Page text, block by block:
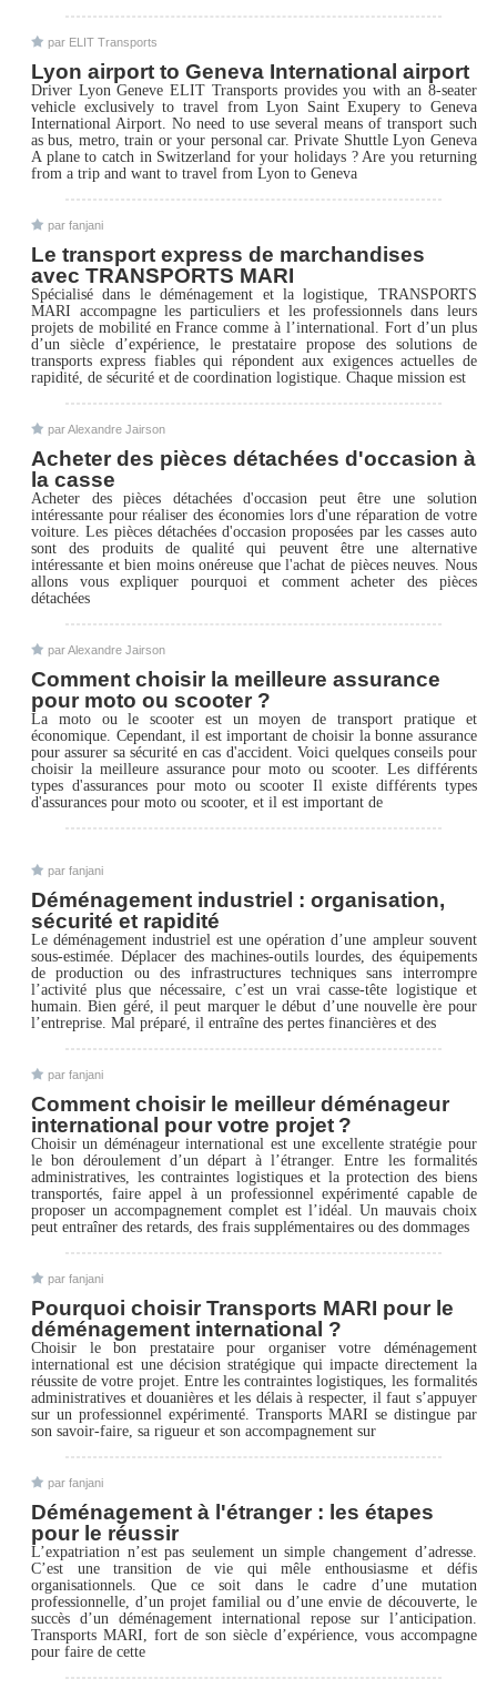
par ELIT Transports
Lyon airport to Geneva International airport
Driver Lyon Geneve ELIT Transports provides you with an 8-seater
vehicle exclusively to travel from Lyon Saint Exupery to Geneva
International Airport. No need to use several means of transport such
as bus, metro, train or your personal car. Private Shuttle Lyon Geneva
A plane to catch in Switzerland for your holidays ? Are you returning
from a trip and want to travel from Lyon to Geneva
par fanjani
Le transport express de marchandises
avec TRANSPORTS MARI
Spécialisé dans le déménagement et la logistique, TRANSPORTS
MARI accompagne les particuliers et les professionnels dans leurs
projets de mobilité en France comme à l’international. Fort d’un plus
d’un siècle d’expérience, le prestataire propose des solutions de
transports express fiables qui répondent aux exigences actuelles de
rapidité, de sécurité et de coordination logistique. Chaque mission est
par Alexandre Jairson
Acheter des pièces détachées d'occasion à
la casse
Acheter des pièces détachées d'occasion peut être une solution
intéressante pour réaliser des économies lors d'une réparation de votre
voiture. Les pièces détachées d'occasion proposées par les casses auto
sont des produits de qualité qui peuvent être une alternative
intéressante et bien moins onéreuse que l'achat de pièces neuves. Nous
allons vous expliquer pourquoi et comment acheter des pièces
détachées
par Alexandre Jairson
Comment choisir la meilleure assurance
pour moto ou scooter ?
La moto ou le scooter est un moyen de transport pratique et
économique. Cependant, il est important de choisir la bonne assurance
pour assurer sa sécurité en cas d'accident. Voici quelques conseils pour
choisir la meilleure assurance pour moto ou scooter. Les différents
types d'assurances pour moto ou scooter Il existe différents types
d'assurances pour moto ou scooter, et il est important de
par fanjani
Déménagement industriel : organisation,
sécurité et rapidité
Le déménagement industriel est une opération d’une ampleur souvent
sous-estimée. Déplacer des machines-outils lourdes, des équipements
de production ou des infrastructures techniques sans interrompre
l’activité plus que nécessaire, c’est un vrai casse-tête logistique et
humain. Bien géré, il peut marquer le début d’une nouvelle ère pour
l’entreprise. Mal préparé, il entraîne des pertes financières et des
par fanjani
Comment choisir le meilleur déménageur
international pour votre projet ?
Choisir un déménageur international est une excellente stratégie pour
le bon déroulement d’un départ à l’étranger. Entre les formalités
administratives, les contraintes logistiques et la protection des biens
transportés, faire appel à un professionnel expérimenté capable de
proposer un accompagnement complet est l’idéal. Un mauvais choix
peut entraîner des retards, des frais supplémentaires ou des dommages
par fanjani
Pourquoi choisir Transports MARI pour le
déménagement international ?
Choisir le bon prestataire pour organiser votre déménagement
international est une décision stratégique qui impacte directement la
réussite de votre projet. Entre les contraintes logistiques, les formalités
administratives et douanières et les délais à respecter, il faut s’appuyer
sur un professionnel expérimenté. Transports MARI se distingue par
son savoir-faire, sa rigueur et son accompagnement sur
par fanjani
Déménagement à l'étranger : les étapes
pour le réussir
L’expatriation n’est pas seulement un simple changement d’adresse.
C’est une transition de vie qui mêle enthousiasme et défis
organisationnels. Que ce soit dans le cadre d’une mutation
professionnelle, d’un projet familial ou d’une envie de découverte, le
succès d’un déménagement international repose sur l’anticipation.
Transports MARI, fort de son siècle d’expérience, vous accompagne
pour faire de cette